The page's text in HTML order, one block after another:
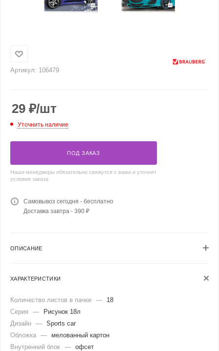
Артикул: 106479
29 ₽/шт
Уточнить наличие
ПОД ЗАКАЗ
Наши менеджеры обязательно свяжутся с вами и уточнят
условия заказа
Самовывоз сегодня - бесплатно
Доставка завтра - 390 ₽
ОПИСАНИЕ
ХАРАКТЕРИСТИКИ
Количество листов в пачке —
18
Серия
—
Рисунок 18л
Дизайн — Sports car
Обложка —
мелованный картон
Внутренний блок — офсет